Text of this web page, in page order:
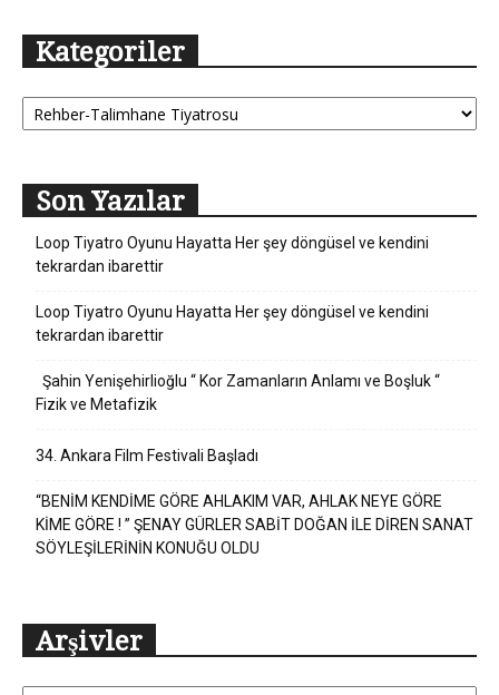
Kategoriler
Kategoriler
Son Yazılar
Loop Tiyatro Oyunu Hayatta Her şey döngüsel ve kendini
tekrardan ibarettir
Loop Tiyatro Oyunu Hayatta Her şey döngüsel ve kendini
tekrardan ibarettir
Şahin Yenişehirlioğlu “ Kor Zamanların Anlamı ve Boşluk “
Fizik ve Metafizik
34. Ankara Film Festivali Başladı
“BENİM KENDİME GÖRE AHLAKIM VAR, AHLAK NEYE GÖRE
KİME GÖRE ! ” ŞENAY GÜRLER SABİT DOĞAN İLE DİREN SANAT
SÖYLEŞİLERİNİN KONUĞU OLDU
Arşivler
Arşivler